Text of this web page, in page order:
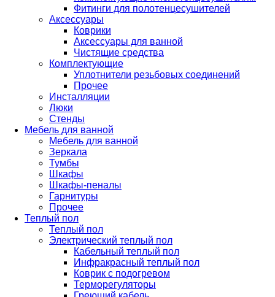
Фитинги для полотенцесушителей
Аксессуары
Коврики
Аксессуары для ванной
Чистящие средства
Комплектующие
Уплотнители резьбовых соединений
Прочее
Инсталляции
Люки
Стенды
Мебель для ванной
Мебель для ванной
Зеркала
Тумбы
Шкафы
Шкафы-пеналы
Гарнитуры
Прочее
Теплый пол
Теплый пол
Электрический теплый пол
Кабельный теплый пол
Инфракрасный теплый пол
Коврик с подогревом
Терморегуляторы